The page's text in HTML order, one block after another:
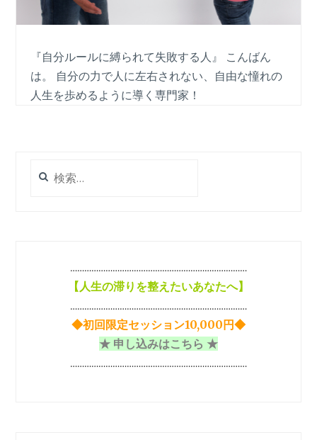
『自分ルールに縛られて失敗する人』 こんばん
は。 自分の力で人に左右されない、自由な憧れの
人生を歩めるように導く専門家！
索:
…………………………………………………………………
【人生の滞りを整えたいあなたへ】
…………………………………………………………………
◆初回限定セッション10,000円◆
★ 申し込みはこちら ★
…………………………………………………………………